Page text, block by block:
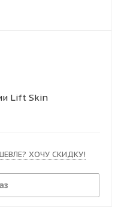
Lift Skin
ХОЧУ СКИДКУ!